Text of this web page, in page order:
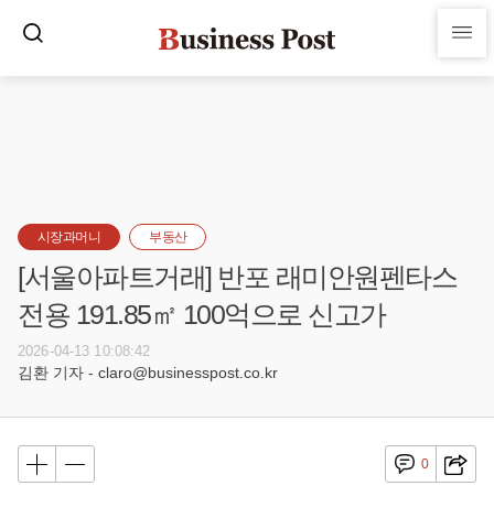
시장과머니 부동산
[서울아파트거래] 반포 래미안원펜타스
전용 191.85㎡ 100억으로 신고가
2026-04-13 10:08:42
김환 기자 - claro@businesspost.co.kr
0